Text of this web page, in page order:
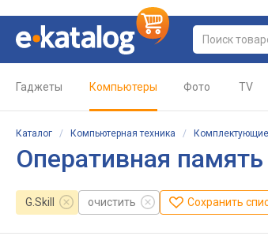
Гаджеты Компьютеры Фото TV
Каталог / Компьютерная техника / Комплектующие
Оперативная память
G.Skill очистить Сохранить